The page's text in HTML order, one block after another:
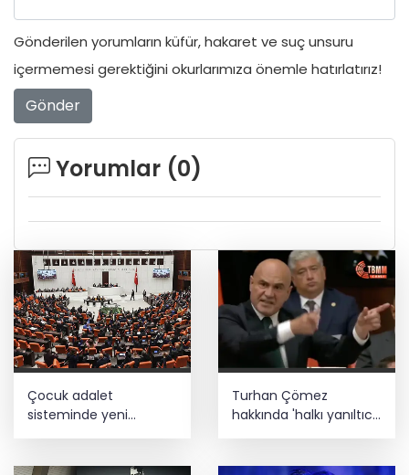
Gönderilen yorumların küfür, hakaret ve suç unsuru
içermemesi gerektiğini okurlarımıza önemle hatırlatırız!
Gönder
Yorumlar (0)
Çocuk adalet
sisteminde yeni
dönem
Turhan Çömez
hakkında 'halkı yanıltıcı
bilgiyi yayma'